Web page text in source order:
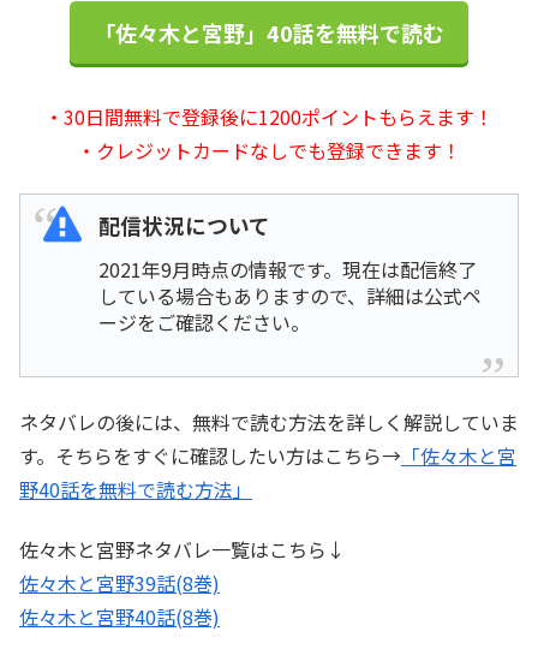
「佐々木と宮野」40話を無料で読む
・30日間無料で登録後に1200ポイントもらえます！
・クレジットカードなしでも登録できます！
配信状況について
2021年9月時点の情報です。現在は配信終了
している場合もありますので、詳細は公式ペ
ージをご確認ください。
ネタバレの後には、無料で読む方法を詳しく解説していま
す。そちらをすぐに確認したい方はこちら→ 「佐々木と宮
野40話を無料で読む方法」
佐々木と宮野ネタバレ一覧はこちら↓
佐々木と宮野39話(8巻)
佐々木と宮野40話(8巻)